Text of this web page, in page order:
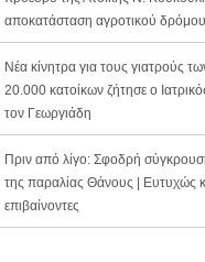
αποκατάσταση αγροτικού δρόμου
Νέα κίνητρα για τους γιατρούς
20.000 κατοίκων ζήτησε ο
τον Γεωργιάδη
Πριν από λίγο: Σφοδρή
της παραλίας Θάνους | Ευτυχώς
επιβαίνοντες